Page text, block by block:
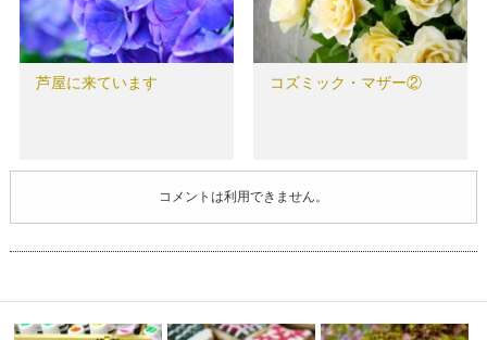
芦屋に来ています コズミック・マザー②
コメントは利用できません。